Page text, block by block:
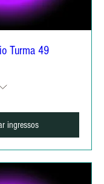
Turma 49
ingressos